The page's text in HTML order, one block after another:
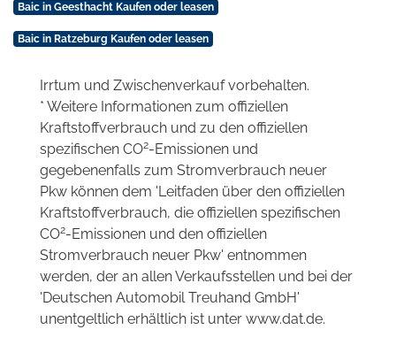
Baic in Geesthacht Kaufen oder leasen
Baic in Ratzeburg Kaufen oder leasen
Irrtum und Zwischenverkauf vorbehalten.
* Weitere Informationen zum offiziellen
Kraftstoffverbrauch und zu den offiziellen
spezifischen CO2-Emissionen und
gegebenenfalls zum Stromverbrauch neuer
Pkw können dem 'Leitfaden über den offiziellen
Kraftstoffverbrauch, die offiziellen spezifischen
CO2-Emissionen und den offiziellen
Stromverbrauch neuer Pkw' entnommen
werden, der an allen Verkaufsstellen und bei der
'Deutschen Automobil Treuhand GmbH'
unentgeltlich erhältlich ist unter www.dat.de.